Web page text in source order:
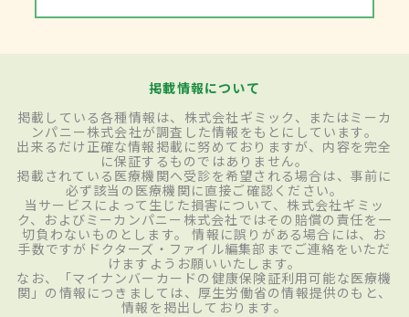
掲載情報について
掲載している各種情報は、株式会社ギミック、またはミーカ
ンパニー株式会社が調査した情報をもとにしています。
出来るだけ正確な情報掲載に努めておりますが、内容を完全
に保証するものではありません。
掲載されている医療機関へ受診を希望される場合は、事前に
必ず該当の医療機関に直接ご確認ください。
当サービスによって生じた損害について、株式会社ギミッ
ク、およびミーカンパニー株式会社ではその賠償の責任を一
切負わないものとします。 情報に誤りがある場合には、お
手数ですがドクターズ・ファイル編集部までご連絡をいただ
けますようお願いいたします。
なお、「マイナンバーカードの健康保険証利用可能な医療機
関」の情報につきましては、厚生労働省の情報提供のもと、
情報を掲出しております。